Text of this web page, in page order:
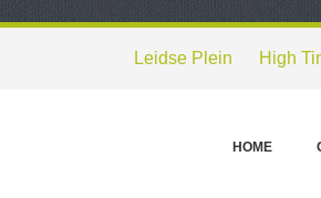
Leidse Plein High
HOME